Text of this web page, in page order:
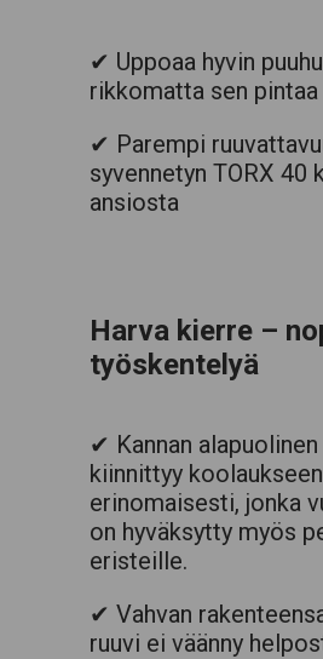
✔ Uppoaa hyvin
rikkomatta sen pintaa
✔ Parempi
syvennetyn TORX 40
ansiosta
Harva kierre –
työskentelyä
✔ Kannan
kiinnittyy koolaukseen
erinomaisesti, jonka
on hyväksytty myös
eristeille.
✔ Vahvan
ruuvi ei väänny